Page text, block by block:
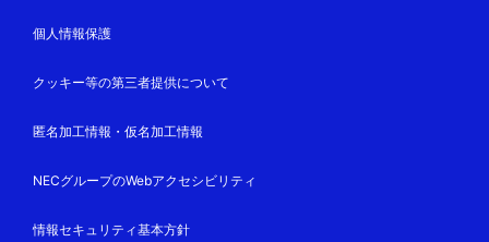
個人情報保護
クッキー等の第三者提供について
匿名加工情報・仮名加工情報
NECグループのWebアクセシビリティ
情報セキュリティ基本方針